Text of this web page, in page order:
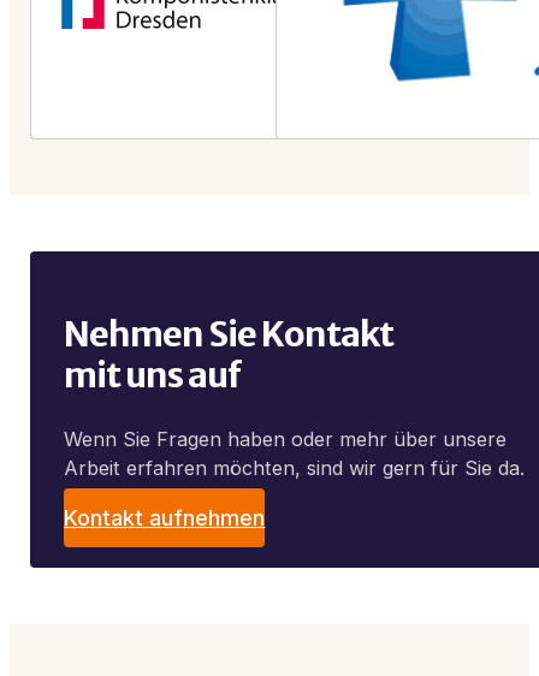
Nehmen Sie Kontakt
mit uns auf
Wenn Sie Fragen haben oder mehr über unsere
Arbeit erfahren möchten, sind wir gern für Sie da.
Kontakt aufnehmen